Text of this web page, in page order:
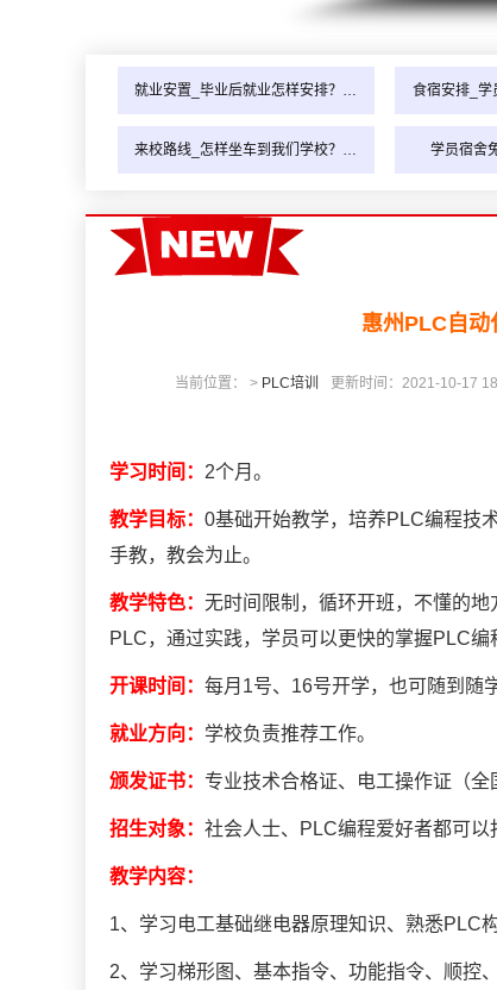
就业安置_毕业后就业怎样安排？… 食宿安排_
来校路线_怎样坐车到我们学校？… 学员宿舍
惠州PLC自动
当前位置： > PLC培训 更新时间：2021-10-17
学习时间： 2个月。
教学目标： 0基础开始教学，培养PLC编程技
手教，教会为止。
教学特色： 无时间限制，循环开班，不懂的
PLC，通过实践，学员可以更快的掌握PLC编
开课时间： 每月1号、16号开学，也可随到随
就业方向： 学校负责推荐工作。
颁发证书： 专业技术合格证、电工操作证（全
招生对象： 社会人士、PLC编程爱好者都可以
教学内容：
1、学习电工基础继电器原理知识、熟悉PLC
2、学习梯形图、基本指令、功能指令、顺控